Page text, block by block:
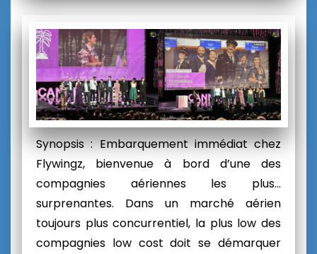
Synopsis : Embarquement immédiat chez
Flywingz, bienvenue à bord d’une des
compagnies aériennes les plus…
surprenantes. Dans un marché aérien
toujours plus concurrentiel, la plus low des
compagnies low cost doit se démarquer